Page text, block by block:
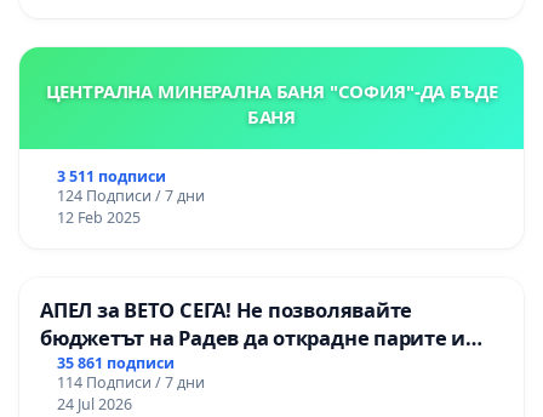
ЦЕНТРАЛНА МИНЕРАЛНА БАНЯ "СОФИЯ"-ДА БЪДЕ
БАНЯ
3 511 подписи
124 Подписи / 7 дни
12 Feb 2025
АПЕЛ за ВЕТО СЕГА! Не позволявайте
бюджетът на Радев да открадне парите и
правата ни в тъмното
35 861 подписи
114 Подписи / 7 дни
24 Jul 2026